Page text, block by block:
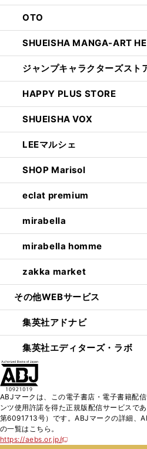
OTO
SHUEISHA MANGA-ART
ジャンプキャラクターズスト
HAPPY PLUS STORE
SHUEISHA VOX
LEEマルシェ
SHOP Marisol
eclat premium
mirabella
mirabella homme
zakka market
その他WEBサービス
集英社アドナビ
集英社エディターズ・ラボ
ABJマークは、この電子書店・電子書籍配
ンツ使用許諾を得た正規版配信サービスで
第6091713号）です。ABJマークの詳細、
の一覧はこちら。
https://aebs.or.jp/
新